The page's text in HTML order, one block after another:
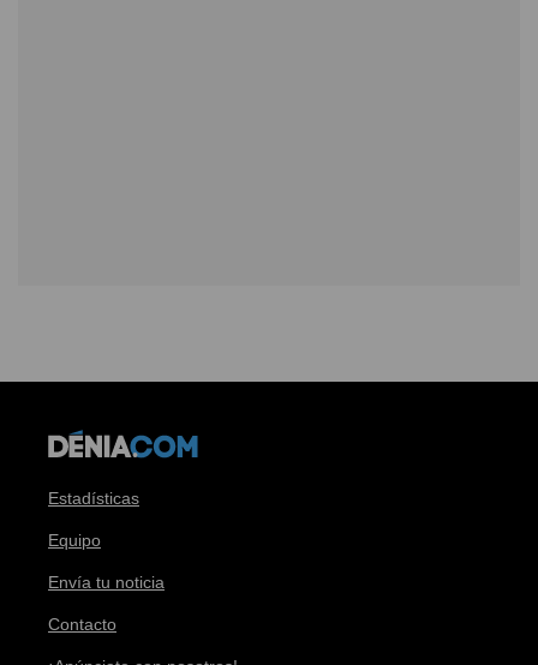
Estadísticas
Equipo
Envía tu noticia
Contacto